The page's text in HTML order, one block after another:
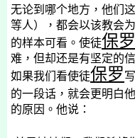
无论到哪个地方，他们
等人），都会以该教会
的样本可看。使徒保罗
难，但却还是有坚定的
如果我们看使徒保罗
的一段话，就会更明白
的原因。他说：